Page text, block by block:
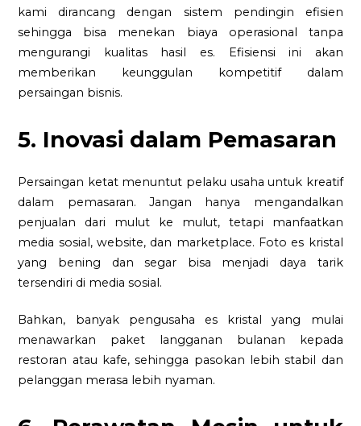
kami dirancang dengan sistem pendingin efisien
sehingga bisa menekan biaya operasional tanpa
mengurangi kualitas hasil es. Efisiensi ini akan
memberikan keunggulan kompetitif dalam
persaingan bisnis.
5. Inovasi dalam Pemasaran
Persaingan ketat menuntut pelaku usaha untuk kreatif
dalam pemasaran. Jangan hanya mengandalkan
penjualan dari mulut ke mulut, tetapi manfaatkan
media sosial, website, dan marketplace. Foto es kristal
yang bening dan segar bisa menjadi daya tarik
tersendiri di media sosial.
Bahkan, banyak pengusaha es kristal yang mulai
menawarkan paket langganan bulanan kepada
restoran atau kafe, sehingga pasokan lebih stabil dan
pelanggan merasa lebih nyaman.